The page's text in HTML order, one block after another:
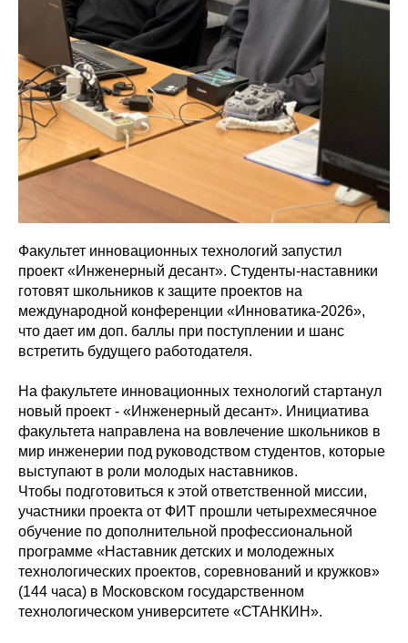
Факультет инновационных технологий запустил
проект «Инженерный десант». Студенты-наставники
готовят школьников к защите проектов на
международной конференции «Инноватика-2026»,
что дает им доп. баллы при поступлении и шанс
встретить будущего работодателя.
На факультете инновационных технологий стартанул
новый проект - «Инженерный десант». Инициатива
факультета направлена на вовлечение школьников в
мир инженерии под руководством студентов, которые
выступают в роли молодых наставников.
Чтобы подготовиться к этой ответственной миссии,
участники проекта от ФИТ прошли четырехмесячное
обучение по дополнительной профессиональной
программе «Наставник детских и молодежных
технологических проектов, соревнований и кружков»
(144 часа) в Московском государственном
технологическом университете «СТАНКИН».